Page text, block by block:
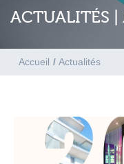
ACTUALITÉS
Accueil / Actualités